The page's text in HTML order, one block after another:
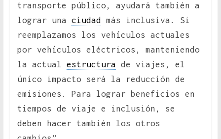
transporte público, ayudará también a
lograr una ciudad
más inclusiva. Si
reemplazamos los vehículos actuales
por vehículos eléctricos, manteniendo
la actual estructura de viajes, el
único impacto será la reducción de
emisiones. Para lograr beneficios en
tiempos de viaje e inclusión, se
deben hacer también los otros